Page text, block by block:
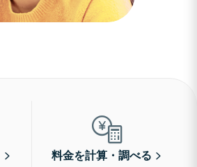
料金を計算・調べる